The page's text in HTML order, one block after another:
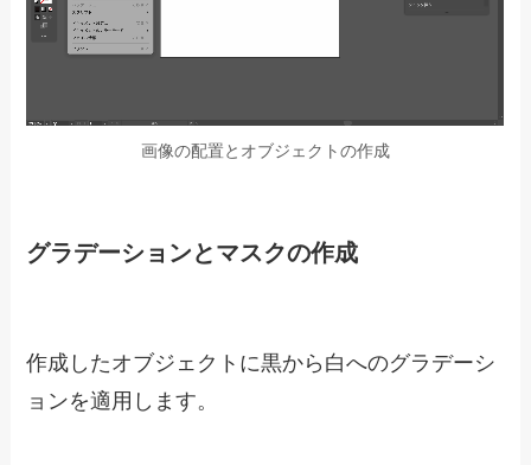
画像の配置とオブジェクトの作成
グラデーションとマスクの作成
作成したオブジェクトに黒から白へのグラデーシ
ョンを適用します。